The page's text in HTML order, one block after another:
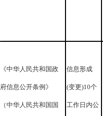
《中华人民共和国政
府信息公开条例》
（中华人民共和国国
信息形成
(变更)10个
工作日内公